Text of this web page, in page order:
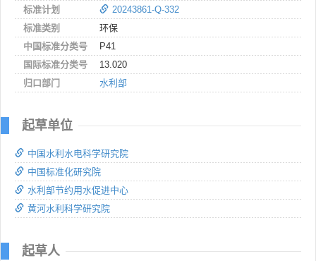
标准计划
20243861-Q-332
标准类别
环保
中国标准分类号
P41
国际标准分类号
13.020
归口部门
水利部
起草单位
中国水利水电科学研究院
中国标准化研究院
水利部节约用水促进中心
黄河水利科学研究院
起草人